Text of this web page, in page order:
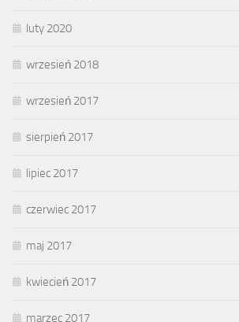
luty 2020
wrzesień 2018
wrzesień 2017
sierpień 2017
lipiec 2017
czerwiec 2017
maj 2017
kwiecień 2017
marzec 2017